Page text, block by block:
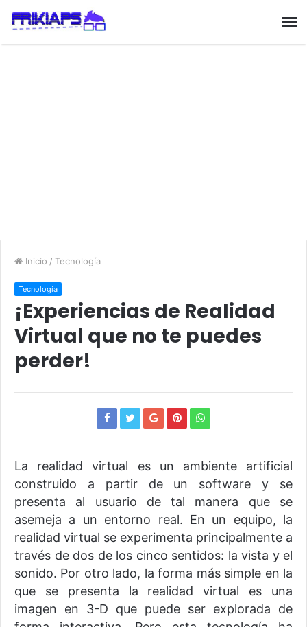
Inicio / Tecnología
Tecnología
¡Experiencias de Realidad
Virtual que no te puedes
perder!
La realidad virtual es un ambiente artificial
construido a partir de un software y se
presenta al usuario de tal manera que se
asemeja a un entorno real. En un equipo, la
realidad virtual se experimenta principalmente a
través de dos de los cinco sentidos: la vista y el
sonido. Por otro lado, la forma más simple en la
que se presenta la realidad virtual es una
imagen en 3-D que puede ser explorada de